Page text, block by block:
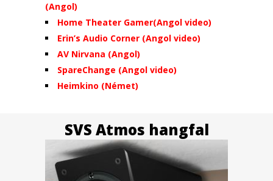
(Angol)
Home Theater Gamer(Angol video)
Erin’s Audio Corner (Angol video)
AV Nirvana (Angol)
SpareChange (Angol video)
Heimkino (Német)
SVS Atmos hangfal